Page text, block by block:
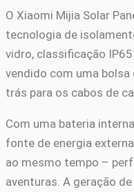
O Xiaomi Mijia Solar
tecnologia de
vidro, classificação
vendido com uma
trás para os cabos de
Com uma bateria
fonte de energia
ao mesmo tempo –
aventuras. A geração de